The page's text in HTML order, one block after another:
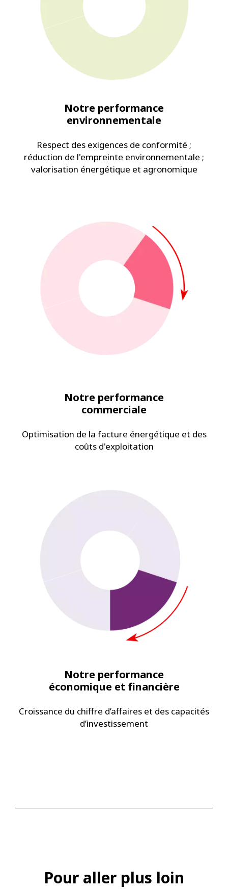
Notre performance
environnementale
Respect des exigences de conformité ;
réduction de l'empreinte environnementale ;
valorisation énergétique et agronomique
Notre performance
commerciale
Optimisation de la facture énergétique et des
coûts d'exploitation
Notre performance
économique et financière
Croissance du chiffre d’affaires et des capacités
d’investissement
Pour aller plus loin